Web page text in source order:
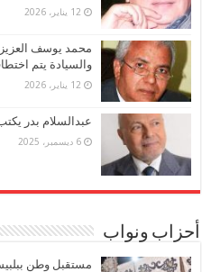
12 يناير، 2026
محمد يوسف
والسيادة يتم
12 يناير، 2026
عبدالسلام بدر
6 ديسمبر، 2025
أحزاب ونواب
مستقبل وطن